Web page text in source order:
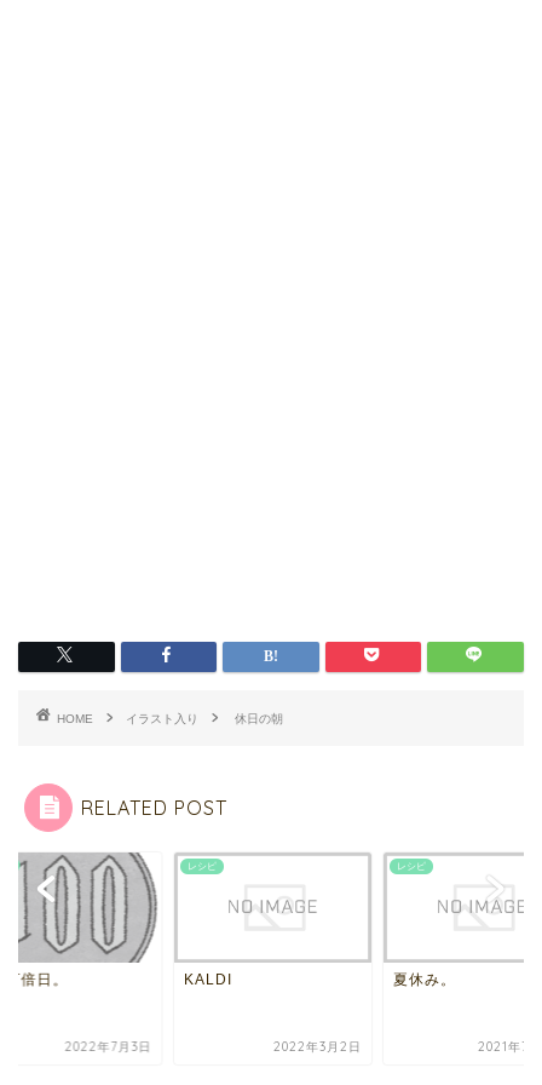
HOME イラスト入り 休日の朝
RELATED POST
2022年3月2日
レシピ
夏休み。
2021年7月23日
YouTube
一粒万倍日。
2022年7